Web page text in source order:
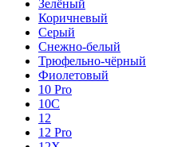
Зелёный
Коричневый
Серый
Снежно-белый
Трюфельно-чёрный
Фиолетовый
10 Pro
10C
12
12 Pro